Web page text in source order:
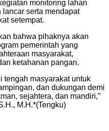
monitoring lahan
serta mendapat
setempat.
bahwa pihaknya akan
pemerintah yang
masyarakat,
ketahanan pangan.
tengah masyarakat untuk
dan dukungan demi
sejahtera, dan mandiri,”
M.H.*(Tengku)